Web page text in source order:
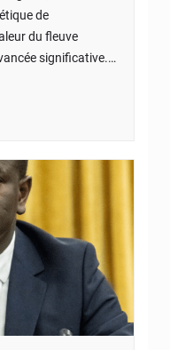
de
du fleuve
significative.…